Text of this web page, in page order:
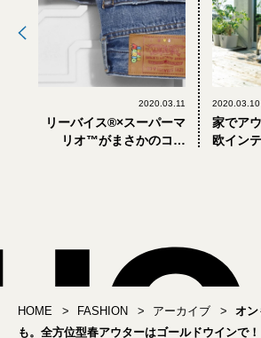
2020.03.11
リーバイス®×スーパーマ
リオ™がまさかのコラ
2020.03.10
家でア
欧イン
HOME FASHION アーカイブ
オン
も。全方位型春アウターはゴールドウインで！